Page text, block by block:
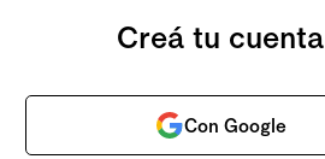
Creá tu cuenta
Con Google